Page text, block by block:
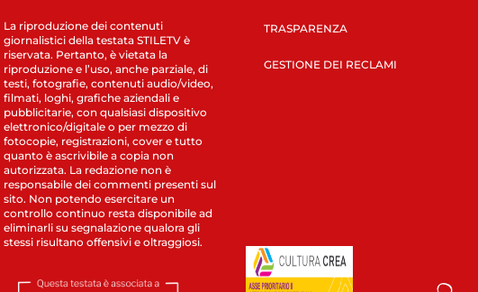
La riproduzione dei contenuti
giornalistici della testata STILETV è
riservata. Pertanto, è vietata la
riproduzione e l’uso, anche parziale, di
testi, fotografie, contenuti audio/video,
filmati, loghi, grafiche aziendali e
pubblicitarie, con qualsiasi dispositivo
elettronico/digitale o per mezzo di
fotocopie, registrazioni, cover e tutto
quanto è ascrivibile a copia non
autorizzata. La redazione non è
responsabile dei commenti presenti sul
sito. Non potendo esercitare un
controllo continuo resta disponibile ad
eliminarli su segnalazione qualora gli
stessi risultano offensivi e oltraggiosi.
TRASPARENZA
GESTIONE DEI RECLAMI